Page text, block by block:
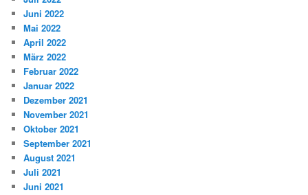
Juni 2022
Mai 2022
April 2022
März 2022
Februar 2022
Januar 2022
Dezember 2021
November 2021
Oktober 2021
September 2021
August 2021
Juli 2021
Juni 2021